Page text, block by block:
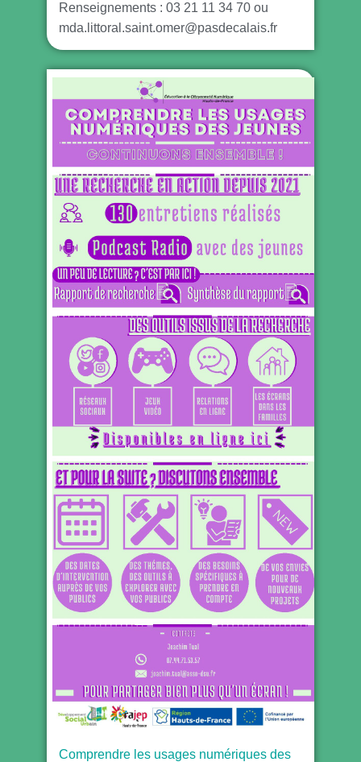
Renseignements : 03 21 11 34 70 ou
mda.littoral.saint.omer@pasdecalais.fr
Comprendre les usages numériques des